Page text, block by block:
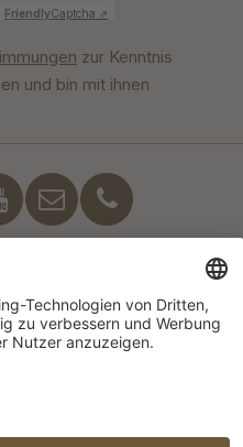
FriendlyCaptcha ⇗
zur Kenntnis
und bin mit ihnen